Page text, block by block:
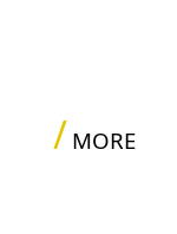
/ MORE